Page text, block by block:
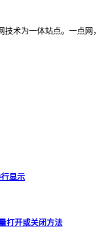
术为一体站点。一点网，
显示
打开或关闭方法